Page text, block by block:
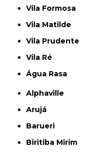
Vila Formosa
Vila Matilde
Vila Prudente
Vila Ré
Água Rasa
Alphaville
Arujá
Barueri
Biritiba Mirim